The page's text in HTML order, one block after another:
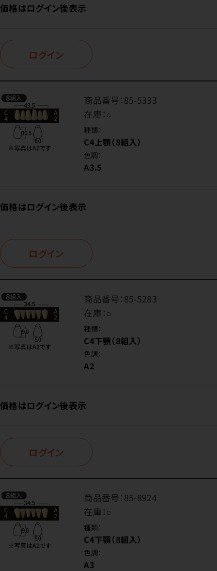
価格はログイン後表示
ログイン
商品番号：85-5333
在庫：○
種類：
C4上顎（8組入）
色調：
A3.5
価格はログイン後表示
ログイン
商品番号：85-5283
在庫：○
種類：
C4下顎（8組入）
色調：
A2
価格はログイン後表示
ログイン
商品番号：85-8924
在庫：○
種類：
C4下顎（8組入）
色調：
A3